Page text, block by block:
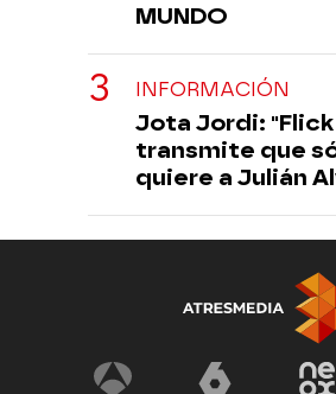
MUNDO
INFORMACIÓN
Jota Jordi: "Flick
transmite que
quiere a Julián